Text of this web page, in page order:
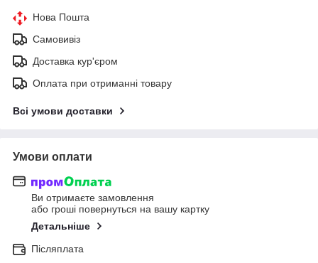
Нова Пошта
Самовивіз
Доставка кур'єром
Оплата при отриманні товару
Всі умови доставки
Умови оплати
Ви отримаєте замовлення
або гроші повернуться на вашу картку
Детальніше
Післяплата